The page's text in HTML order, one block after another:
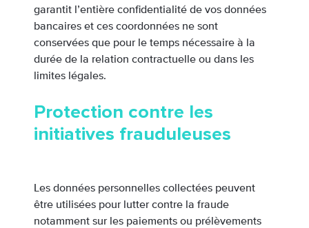
garantit l’entière confidentialité de vos données
bancaires et ces coordonnées ne sont
conservées que pour le temps nécessaire à la
durée de la relation contractuelle ou dans les
limites légales.
Protection contre les
initiatives frauduleuses
Les données personnelles collectées peuvent
être utilisées pour lutter contre la fraude
notamment sur les paiements ou prélèvements